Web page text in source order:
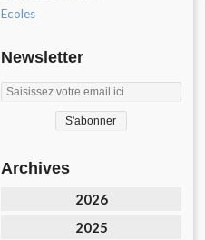
Ecoles
Newsletter
Archives
2026
2025